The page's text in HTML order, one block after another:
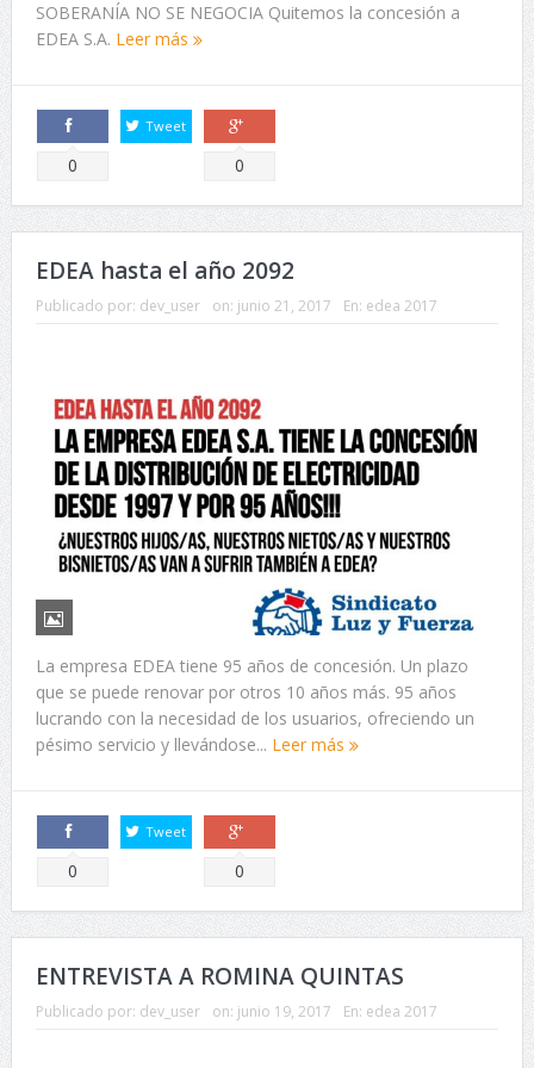
SOBERANÍA NO SE NEGOCIA Quitemos la concesión a
EDEA S.A. Leer más
Comparte
0
Tweet
Comparte
0
EDEA hasta el año 2092
Publicado por: dev_user on: junio 21, 2017 En: edea 2017
La empresa EDEA tiene 95 años de concesión. Un plazo
que se puede renovar por otros 10 años más. 95 años
lucrando con la necesidad de los usuarios, ofreciendo un
pésimo servicio y llevándose... Leer más
Comparte
0
Tweet
Comparte
0
ENTREVISTA A ROMINA QUINTAS
Publicado por: dev_user on: junio 19, 2017 En: edea 2017